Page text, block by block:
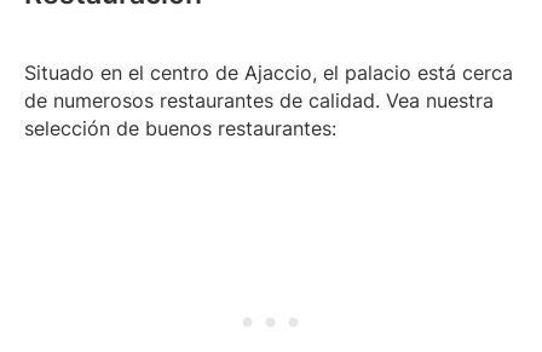
Situado en el centro de Ajaccio, el palacio está cerca
de numerosos restaurantes de calidad. Vea nuestra
selección de buenos restaurantes: